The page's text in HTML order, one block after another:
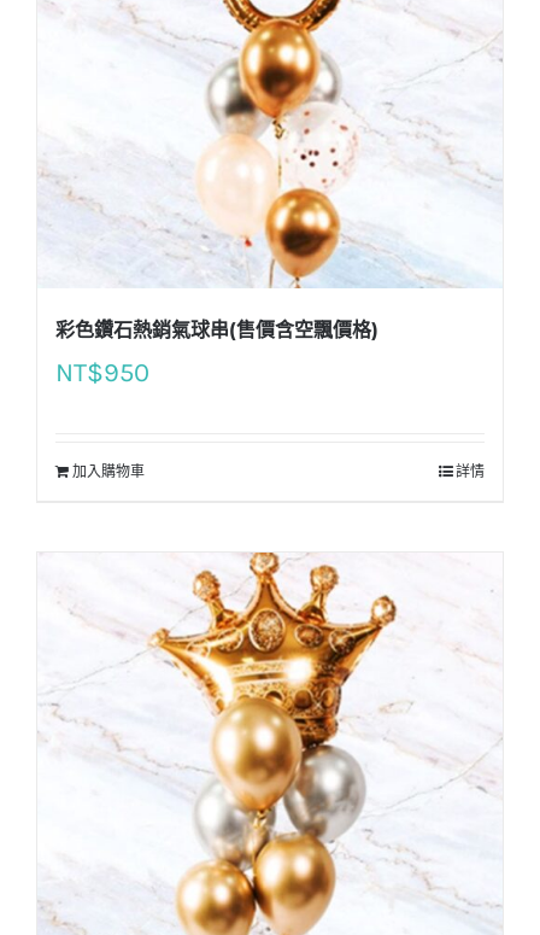
彩色鑽石熱銷氣球串(售價含空飄價格)
NT$950
加入購物車 詳情